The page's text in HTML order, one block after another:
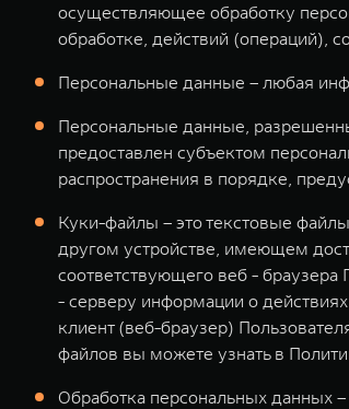
осуществляющее обработку
обработке, действий (операций),
Персональные данные – любая
Персональные данные,
предоставлен субъектом
распространения в порядке,
Куки-файлы – это текстовые
другом устройстве, имеющем
соответствующего веб - браузера
- серверу информации о
клиент (веб-браузер)
файлов вы можете узнать в
Обработка персональных данных